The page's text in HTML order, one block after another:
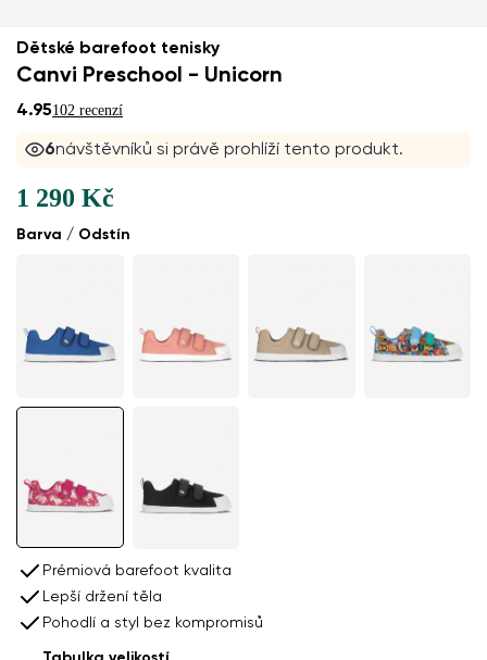
Dětské barefoot tenisky
Canvi Preschool - Unicorn
4.95102 recenzí
6návštěvníků si právě prohlíží tento produkt.
Barva / Odstín
1 290 Kč
Prémiová barefoot kvalita
Lepší držení těla
Pohodlí a styl bez kompromisů